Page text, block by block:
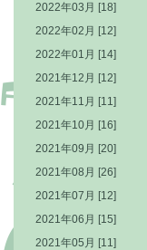
2022年03月 [18]
2022年02月 [12]
2022年01月 [14]
2021年12月 [12]
2021年11月 [11]
2021年10月 [16]
2021年09月 [20]
2021年08月 [26]
2021年07月 [12]
2021年06月 [15]
2021年05月 [11]